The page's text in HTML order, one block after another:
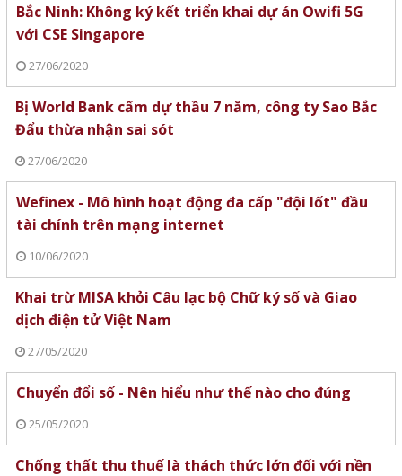
Bắc Ninh: Không ký kết triển khai dự án Owifi 5G
với CSE Singapore
27/06/2020
Bị World Bank cấm dự thầu 7 năm, công ty Sao Bắc
Đẩu thừa nhận sai sót
27/06/2020
Wefinex - Mô hình hoạt động đa cấp "đội lốt" đầu
tài chính trên mạng internet
10/06/2020
Khai trừ MISA khỏi Câu lạc bộ Chữ ký số và Giao
dịch điện tử Việt Nam
27/05/2020
Chuyển đổi số - Nên hiểu như thế nào cho đúng
25/05/2020
Chống thất thu thuế là thách thức lớn đối với nền